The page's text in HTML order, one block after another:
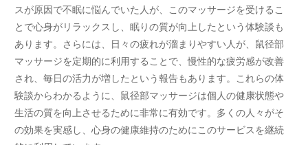
スが原因で不眠に悩んでいた人が、このマッサージを受けるこ
とで心身がリラックスし、眠りの質が向上したという体験談も
あります。さらには、日々の疲れが溜まりやすい人が、鼠径部
マッサージを定期的に利用することで、慢性的な疲労感が改善
され、毎日の活力が増したという報告もあります。これらの体
験談からわかるように、鼠径部マッサージは個人の健康状態や
生活の質を向上させるために非常に有効です。多くの人々がそ
の効果を実感し、心身の健康維持のためにこのサービスを継続